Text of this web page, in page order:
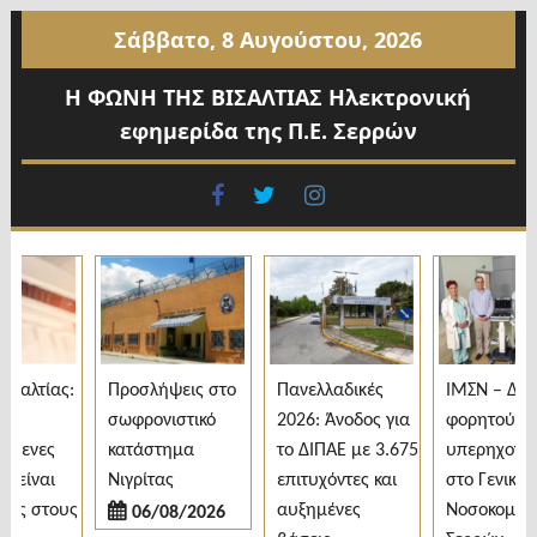
περιεχόμενο
Σάββατο, 8 Αυγούστου, 2026
Η ΦΩΝΗ ΤΗΣ ΒΙΣΑΛΤΙΑΣ Ηλεκτρονική
εφημερίδα της Π.Ε. Σερρών
facebook
twitter
στους
Προσλήψεις στο
σωφρονιστικό
κατάστημα
Νιγρίτας
06/08/2026
Πανελλαδικές
2026: Άνοδος για
το ΔΙΠΑΕ με 3.675
επιτυχόντες και
αυξημένες
ΙΜΣΝ –
φορητού
στο Γενικό
Νοσοκομείο